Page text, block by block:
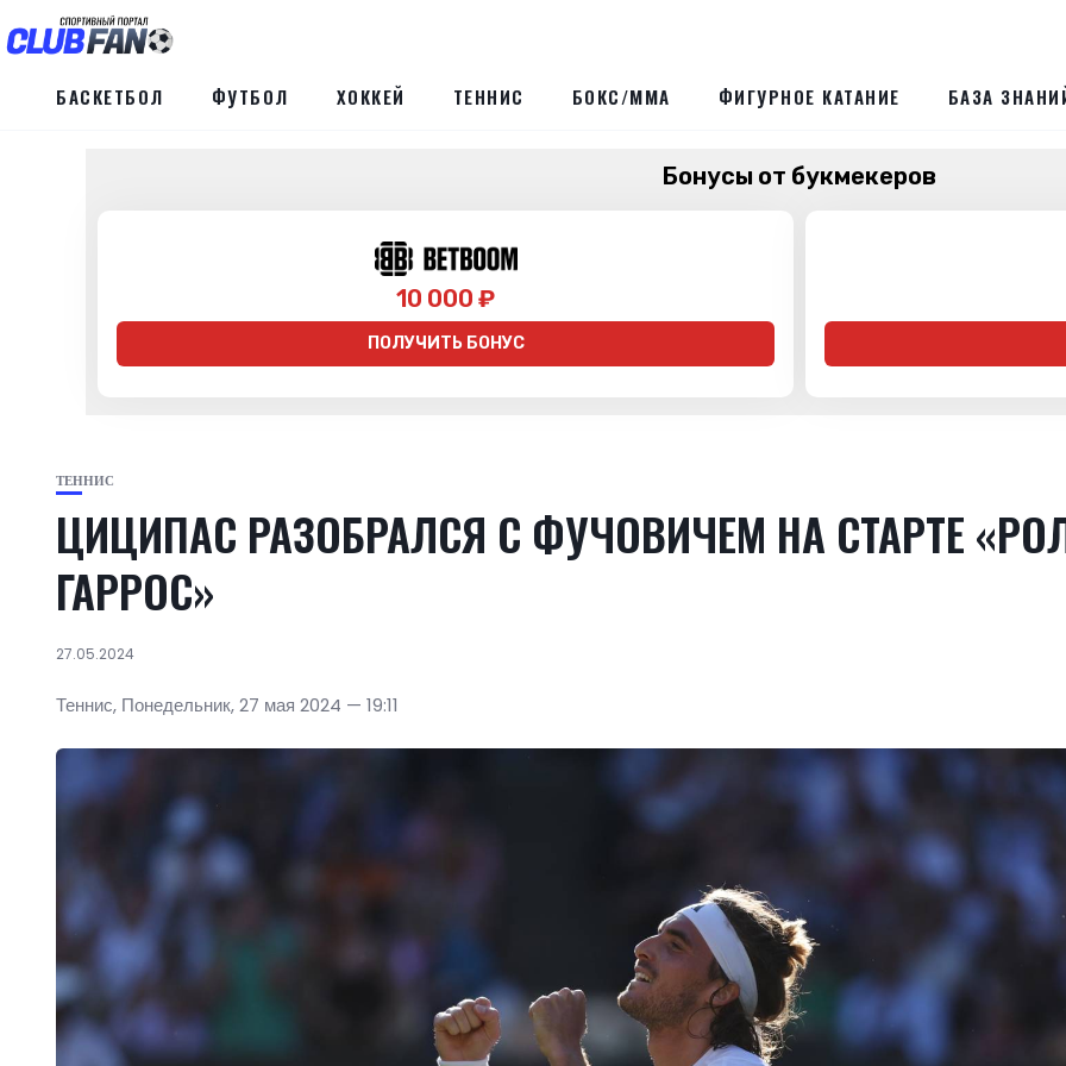
БАСКЕТБОЛ ФУТБОЛ ХОККЕЙ ТЕННИС БОКС/ММА ФИГУРНОЕ КАТАНИЕ БАЗА
Бонусы от букмекеров
10 000 ₽
ПОЛУЧИТЬ БОНУС
ТЕННИС
ЦИЦИПАС РАЗОБРАЛСЯ С ФУЧОВИЧЕМ НА СТАРТЕ
ГАРРОС»
27.05.2024
Теннис, Понедельник, 27 мая 2024 — 19:11